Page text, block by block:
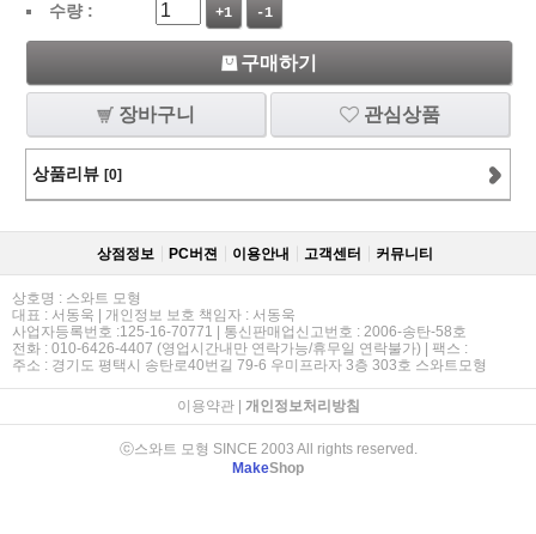
수량 :
+1 -1
구매하기
장바구니 관심상품
상품리뷰 [0]
상점정보 PC버젼 이용안내 고객센터 커뮤니티
상호명 : 스와트 모형
대표 : 서동욱 | 개인정보 보호 책임자 : 서동욱
사업자등록번호 :125-16-70771 | 통신판매업신고번호 : 2006-송탄-58호
전화 : 010-6426-4407 (영업시간내만 연락가능/휴무일 연락불가) | 팩스 :
주소 : 경기도 평택시 송탄로40번길 79-6 우미프라자 3층 303호 스와트모형
이용약관| 개인정보처리방침
ⓒ스와트 모형 SINCE 2003 All rights reserved.
MakeShop